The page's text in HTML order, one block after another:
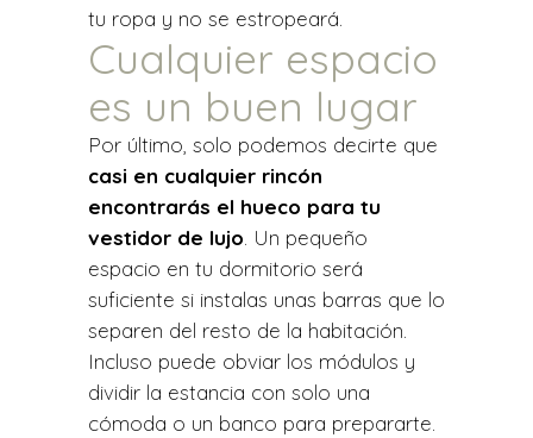
tu ropa y no se estropeará.
Cualquier espacio
es un buen lugar
Por último, solo podemos decirte que
casi en cualquier rincón
encontrarás el hueco para tu
vestidor de lujo . Un pequeño
espacio en tu dormitorio será
suficiente si instalas unas barras que lo
separen del resto de la habitación.
Incluso puede obviar los módulos y
dividir la estancia con solo una
cómoda o un banco para prepararte.